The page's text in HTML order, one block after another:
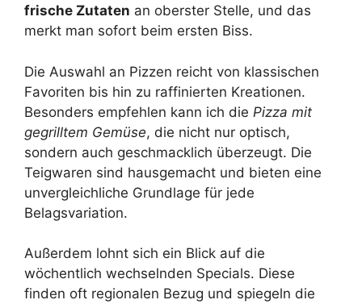
frische Zutaten an oberster Stelle, und das
merkt man sofort beim ersten Biss.
Die Auswahl an Pizzen reicht von klassischen
Favoriten bis hin zu raffinierten Kreationen.
Besonders empfehlen kann ich die Pizza mit
gegrilltem Gemüse, die nicht nur optisch,
sondern auch geschmacklich überzeugt. Die
Teigwaren sind hausgemacht und bieten eine
unvergleichliche Grundlage für jede
Belagsvariation.
Außerdem lohnt sich ein Blick auf die
wöchentlich wechselnden Specials. Diese
finden oft regionalen Bezug und spiegeln die